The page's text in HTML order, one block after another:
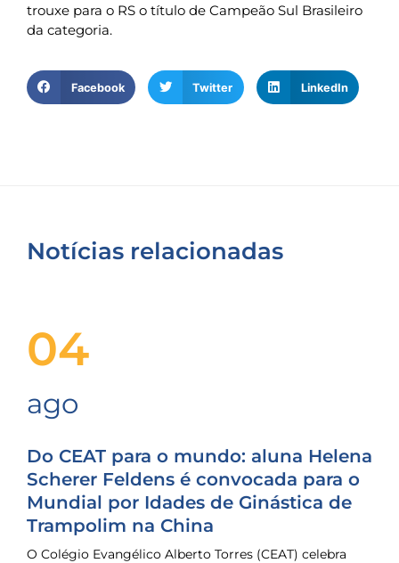
trouxe para o RS o título de Campeão Sul Brasileiro
da categoria.
Facebook Twitter LinkedIn
Notícias relacionadas
04
ago
Do CEAT para o mundo: aluna Helena
Scherer Feldens é convocada para o
Mundial por Idades de Ginástica de
Trampolim na China
O Colégio Evangélico Alberto Torres (CEAT) celebra